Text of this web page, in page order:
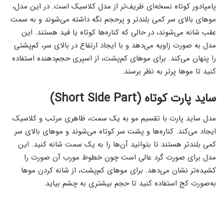
پامپادور کوتاه نسخه‌ای ظریف‌تر از مدل کلاسیک است. در این مدل،
موهای بالای سر کمی بلندتر و پرحجم نگه داشته می‌شوند و به سمت
عقب شانه می‌شوند، در حالی که کناره‌ها کوتاه یا فید هستند. این
مدل به صورت زاویه می‌دهد و با ایجاد ارتفاع در بالای سر، کم‌پشتی
را پنهان می‌کند. برای موهای کم‌پشت، از اسپری حجم‌دهنده استفاده
کنید تا موها پرتر به نظر برسند.
ساید پارت کوتاه (Short Side Part)
مدل ساید پارت با تقسیم مو به یک سمت، ظاهری مرتب و کلاسیک
ایجاد می‌کند. کناره‌ها و پشت سر کوتاه می‌شوند و موهای بالای سر
کمی بلندتر هستند تا بتوانید آن‌ها را به یک سمت شانه کنید. این
مدل برای صورت گرد عالی است چون خطوط مورب آن صورت را
کشیده‌تر نشان می‌دهد. برای موهای کم‌پشت، از شانه کردن موها
به‌صورت کج استفاده کنید تا حجم بیشتری به چشم بیاید.